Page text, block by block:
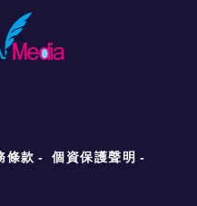
條款
個資保護聲明